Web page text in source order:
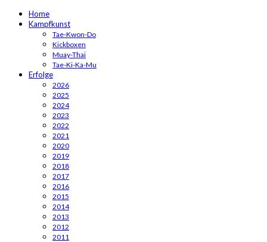
Home
Kampfkunst
Tae-Kwon-Do
Kickboxen
Muay-Thai
Tae-Ki-Ka-Mu
Erfolge
2026
2025
2024
2023
2022
2021
2020
2019
2018
2017
2016
2015
2014
2013
2012
2011